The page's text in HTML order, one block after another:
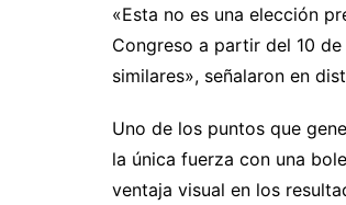
«Esta no es una elección
Congreso a partir del 10
similares», señalaron en
Uno de los puntos que
la única fuerza con una
ventaja visual en los